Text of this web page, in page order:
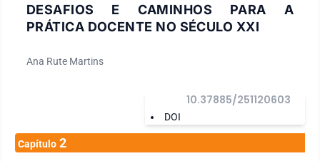
DESAFIOS E CAMINHOS PARA A
PRÁTICA DOCENTE NO SÉCULO XXI
Ana Rute Martins
DOI
10.37885/251120603
Capítulo 2